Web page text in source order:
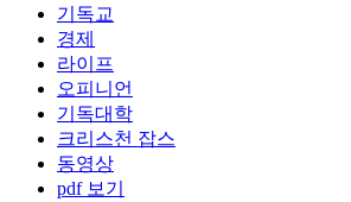
기독교
경제
라이프
오피니언
기독대학
크리스천 잡스
동영상
pdf 보기